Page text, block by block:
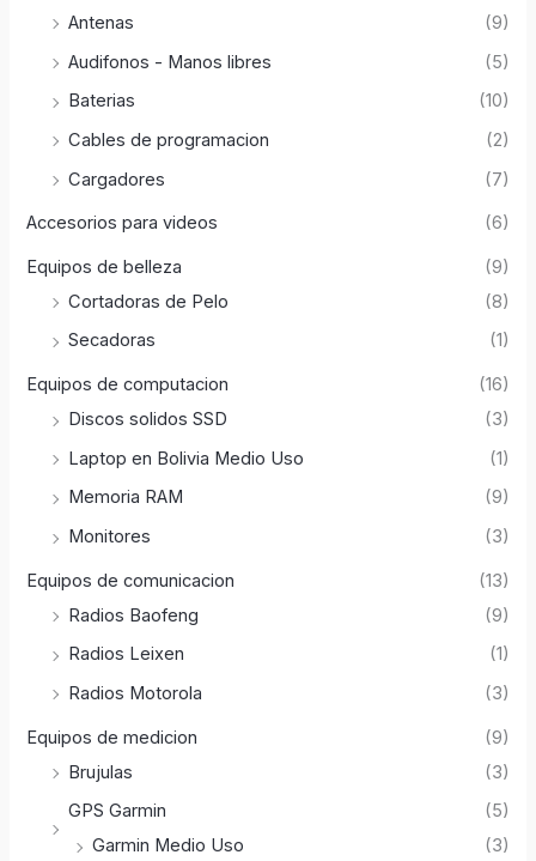
Antenas
(9)
Audifonos - Manos libres
(5)
Baterias
(10)
Cables de programacion
(2)
Cargadores
(7)
Accesorios para videos (6)
Equipos de belleza
(9)
Cortadoras de Pelo
(8)
Secadoras
(1)
Equipos de computacion
(16)
Discos solidos SSD
(3)
Laptop en Bolivia Medio Uso
(1)
Memoria RAM
(9)
Monitores
(3)
Equipos de comunicacion
(13)
Radios Baofeng
(9)
Radios Leixen
(1)
Radios Motorola
(3)
Equipos de medicion
(9)
Brujulas
(3)
GPS Garmin
(5)
Garmin Medio Uso
(3)